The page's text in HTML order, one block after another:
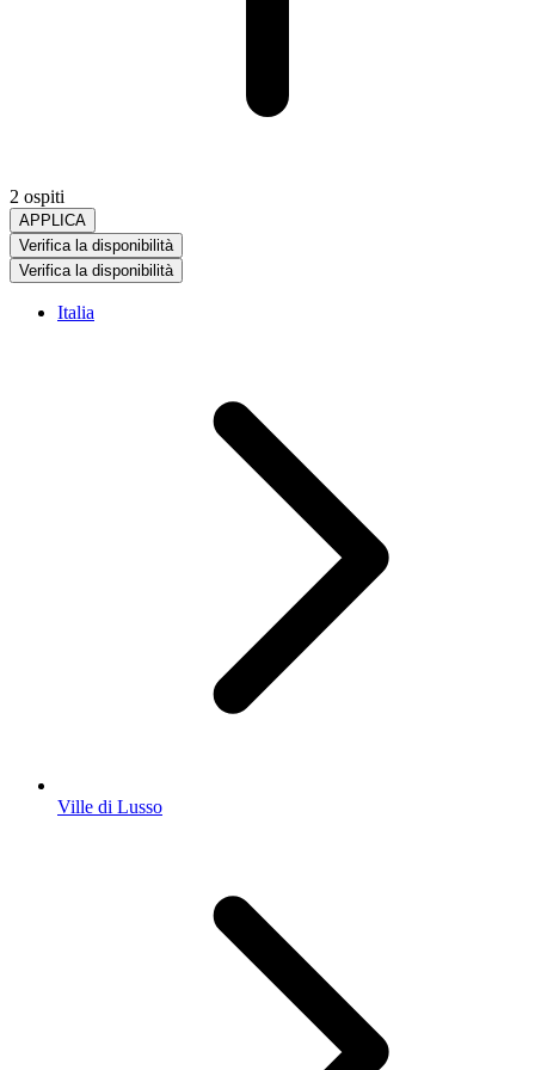
2 ospiti
APPLICA
Verifica la disponibilità
Verifica la disponibilità
Italia
Ville di Lusso